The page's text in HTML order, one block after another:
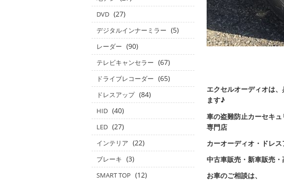
エクセルオーディオは
ます♪
車の盗難防止カーセキ
専門店
カーオーディオ・ドレス
中古車販売・新車販売
お車のご相談は、
DVD (27)
デジタルインナーミラー (5)
レーダー (90)
テレビキャンセラー (67)
ドライブレコーダー (65)
ドレスアップ (84)
HID (40)
LED (27)
インテリア (22)
ブレーキ (3)
SMART TOP (12)